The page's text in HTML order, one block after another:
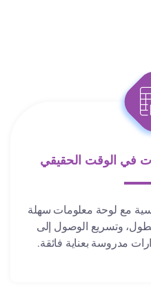
في الوقت الحقيقي
مع لوحة معلومات سهلة
وتسريع الوصول إلى
مدروسة بعناية فائقة.